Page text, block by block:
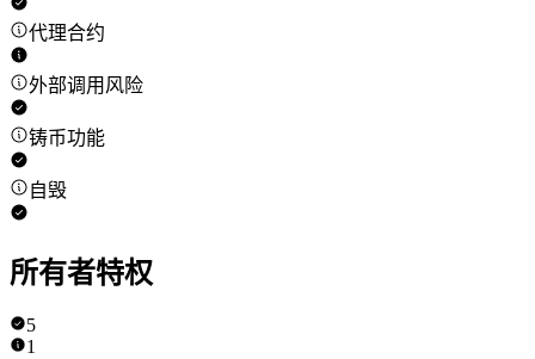
代理合约
外部调用风险
铸币功能
自毁
所有者特权
5
1